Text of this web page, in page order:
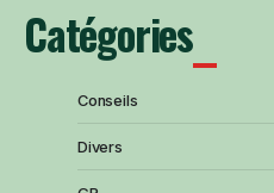
Catégories
Conseils
Divers